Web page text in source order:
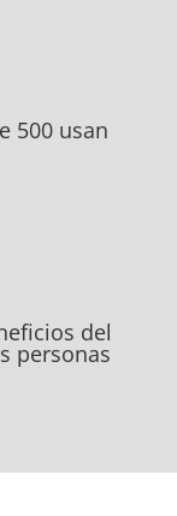
500 usan
del
personas